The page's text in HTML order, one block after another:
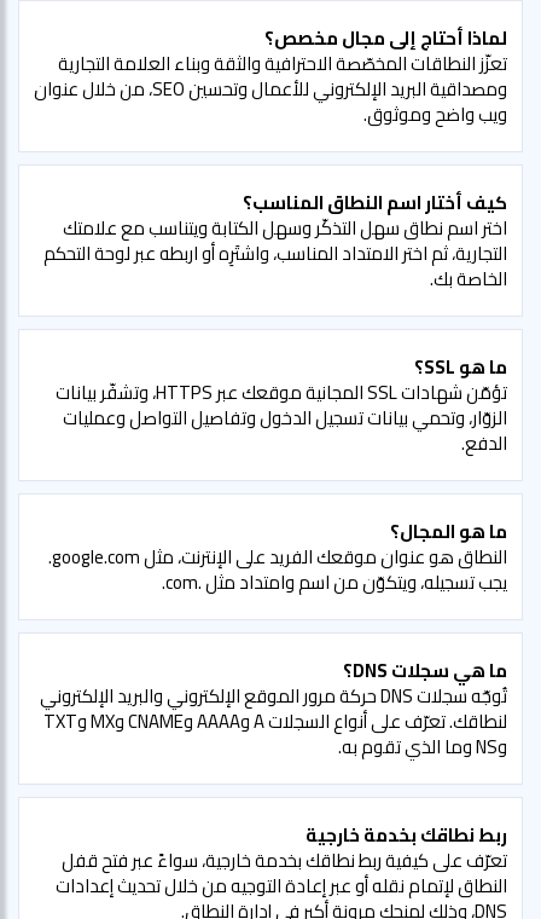
لماذا أحتاج إلى مجال مخصص؟
تعزّز النطاقات المخصّصة الاحترافية والثقة وبناء العلامة التجارية
ومصداقية البريد الإلكتروني للأعمال وتحسين SEO، من خلال عنوان
ويب واضح وموثوق.
كيف أختار اسم النطاق المناسب؟
اختر اسم نطاق سهل التذكّر وسهل الكتابة ويتناسب مع علامتك
التجارية، ثم اختر الامتداد المناسب، واشتَرِه أو اربطه عبر لوحة التحكم
الخاصة بك.
ما هو SSL؟
تؤمّن شهادات SSL المجانية موقعك عبر HTTPS، وتشفّر بيانات
الزوّار، وتحمي بيانات تسجيل الدخول وتفاصيل التواصل وعمليات
الدفع.
ما هو المجال؟
النطاق هو عنوان موقعك الفريد على الإنترنت، مثل google.com.
يجب تسجيله، ويتكوّن من اسم وامتداد مثل .com.
ما هي سجلات DNS؟
تُوجّه سجلات DNS حركة مرور الموقع الإلكتروني والبريد الإلكتروني
لنطاقك. تعرّف على أنواع السجلات A وAAAA وCNAME وMX وTXT
وNS وما الذي تقوم به.
ربط نطاقك بخدمة خارجية
تعرّف على كيفية ربط نطاقك بخدمة خارجية، سواءً عبر فتح قفل
النطاق لإتمام نقله أو عبر إعادة التوجيه من خلال تحديث إعدادات
DNS، وذلك لمنحك مرونة أكبر في إدارة النطاق.